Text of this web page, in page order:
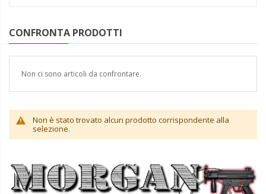
CONFRONTA PRODOTTI
Non ci sono articoli da confrontare.
Non è stato trovato alcun prodotto corrispondente alla
selezione.